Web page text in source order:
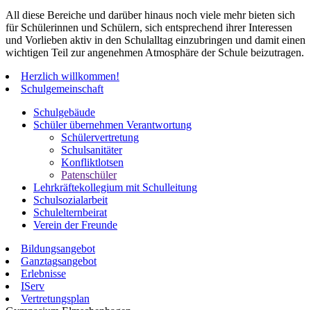
All diese Bereiche und darüber hinaus noch viele mehr bieten sich
für Schülerinnen und Schülern, sich entsprechend ihrer Interessen
und Vorlieben aktiv in den Schulalltag einzubringen und damit einen
wichtigen Teil zur angenehmen Atmosphäre der Schule beizutragen.
Herzlich willkommen!
Schulgemeinschaft
Schulgebäude
Schüler übernehmen Verantwortung
Schülervertretung
Schulsanitäter
Konfliktlotsen
Patenschüler
Lehrkräftekollegium mit Schulleitung
Schulsozialarbeit
Schulelternbeirat
Verein der Freunde
Bildungsangebot
Ganztagsangebot
Erlebnisse
IServ
Vertretungsplan